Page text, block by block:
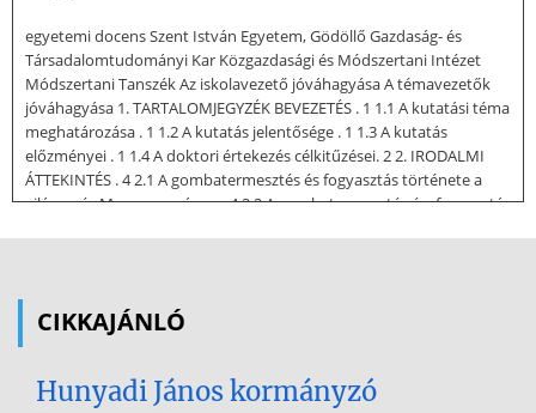
egyetemi docens Szent István Egyetem, Gödöllő Gazdaság- és
Társadalomtudományi Kar Közgazdasági és Módszertani Intézet
Módszertani Tanszék Az iskolavezető jóváhagyása A témavezetők
jóváhagyása 1. TARTALOMJEGYZÉK BEVEZETÉS . 1 1.1 A kutatási téma
meghatározása . 1 1.2 A kutatás jelentősége . 1 1.3 A kutatás
előzményei . 1 1.4 A doktori értekezés célkitűzései. 2 2. IRODALMI
ÁTTEKINTÉS . 4 2.1 A gombatermesztés és fogyasztás története a
világon és Magyarországon . 4 2.2 A gombatermesztés és -fogyasztás
2.5 Fogyasztói magatartás . 24 2.51 Fogyasztói magatartásvizsgálat,
tényezők. 24 2.52 Az élelmiszerfogyasztói magatartás sajátosságai.
CIKKAJÁNLÓ
Hunyadi János kormányzó